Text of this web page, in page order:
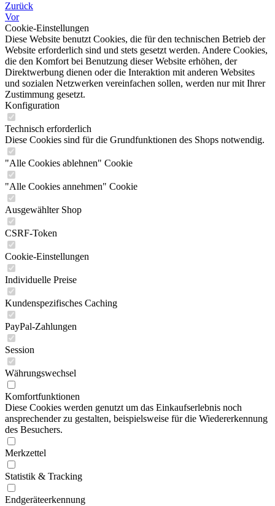
Zurück
Vor
Cookie-Einstellungen
Diese Website benutzt Cookies, die für den technischen Betrieb der
Website erforderlich sind und stets gesetzt werden. Andere Cookies,
die den Komfort bei Benutzung dieser Website erhöhen, der
Direktwerbung dienen oder die Interaktion mit anderen Websites
und sozialen Netzwerken vereinfachen sollen, werden nur mit Ihrer
Zustimmung gesetzt.
Konfiguration
Technisch erforderlich
Diese Cookies sind für die Grundfunktionen des Shops notwendig.
"Alle Cookies ablehnen" Cookie
"Alle Cookies annehmen" Cookie
Ausgewählter Shop
CSRF-Token
Cookie-Einstellungen
Individuelle Preise
Kundenspezifisches Caching
PayPal-Zahlungen
Session
Währungswechsel
Komfortfunktionen
Diese Cookies werden genutzt um das Einkaufserlebnis noch
ansprechender zu gestalten, beispielsweise für die Wiedererkennung
des Besuchers.
Merkzettel
Statistik & Tracking
Endgeräteerkennung